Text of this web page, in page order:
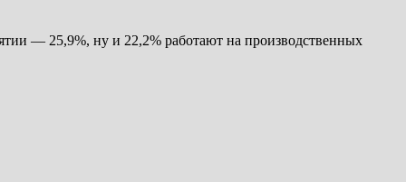
— 25,9%, ну и 22,2% работают на производственных